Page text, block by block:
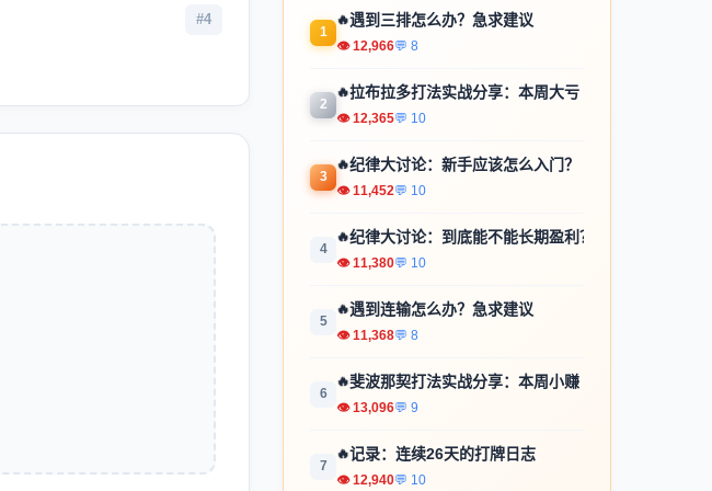
#4
1
🔥遇到三排怎么办？急求建议
👁 12,966💬 8
2
🔥拉布拉多打法实战分享：本周大亏
👁 12,365💬 10
3
🔥纪律大讨论：新手应该怎么入门？
👁 11,452💬 10
4
🔥纪律大讨论：到底能不能长期盈利？
👁 11,380💬 10
5
🔥遇到连输怎么办？急求建议
👁 11,368💬 8
6
🔥斐波那契打法实战分享：本周小赚
👁 13,096💬 9
7
🔥记录：连续26天的打牌日志
👁 12,940💬 10